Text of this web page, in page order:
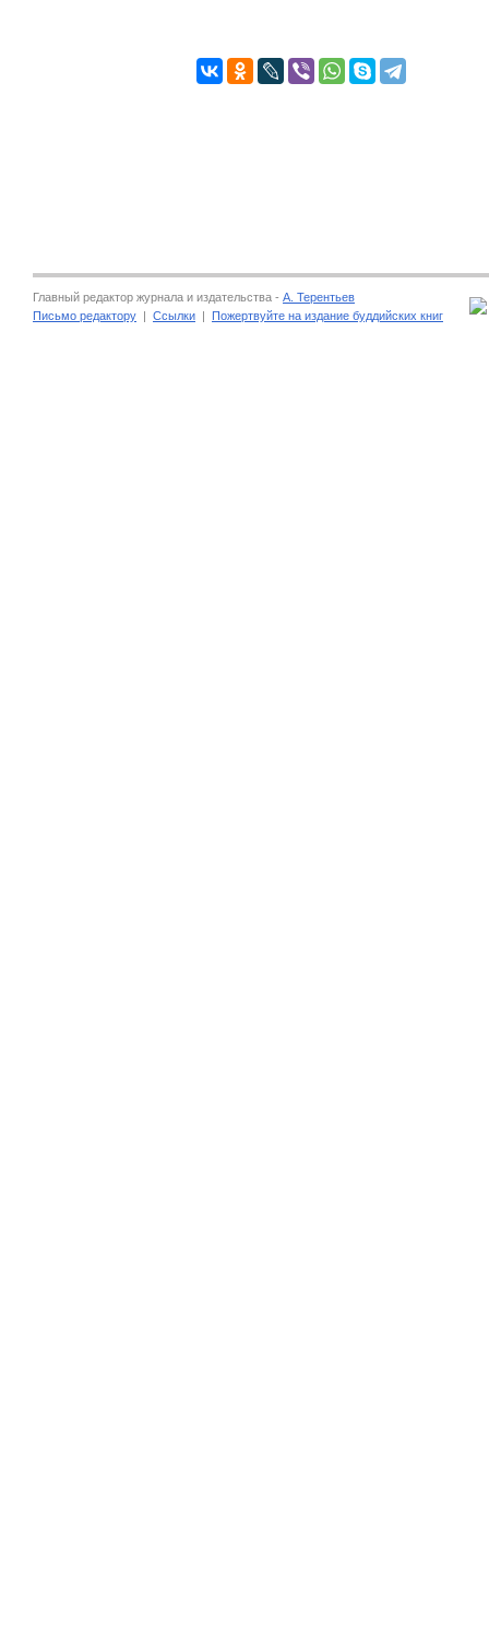
Главный редактор журнала и издательства - А. Терентьев
Письмо редактору | Ссылки | Пожертвуйте на издание буддийских книг